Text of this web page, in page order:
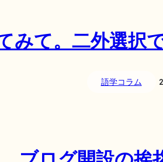
みて。二外選択
語学コラム